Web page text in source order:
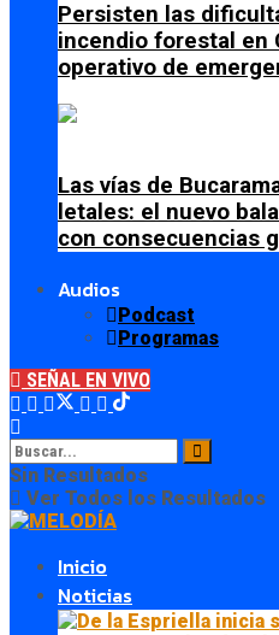
Persisten las
incendio forestal en
operativo de
Las vías de
letales: el nuevo
con consecuencias
Audios
Podcast
Programas
SEÑAL EN VIVO
Sin Resultados
Ver Todos los Resultados
Inicio
Noticias